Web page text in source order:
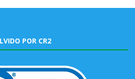
POR CR2